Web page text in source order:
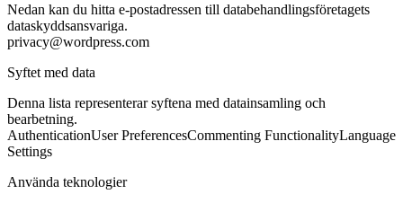
Nedan kan du hitta e-postadressen till databehandlingsföretagets
dataskyddsansvariga.
privacy@wordpress.com
Syftet med data
Denna lista representerar syftena med datainsamling och
bearbetning.
AuthenticationUser PreferencesCommenting FunctionalityLanguage
Settings
Använda teknologier